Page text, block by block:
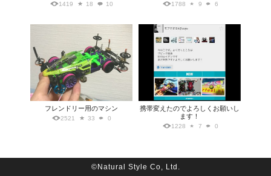
1419 18 10 1788 9 6
フレンドリー用のマシン
2521 33 0
携帯変えたのでよろしくお願いし
ます！
1228 7 0
©Natural Style Co, Ltd.